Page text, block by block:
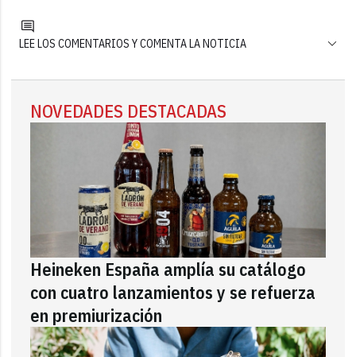
LEE LOS COMENTARIOS Y COMENTA LA NOTICIA
NOVEDADES DESTACADAS
Heineken España amplía su catálogo
con cuatro lanzamientos y se refuerza
en premiurización